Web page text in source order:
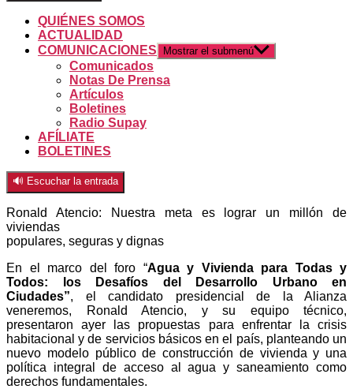
QUIÉNES SOMOS
ACTUALIDAD
COMUNICACIONES
Mostrar el submenú
Comunicados
Notas De Prensa
Artículos
Boletines
Radio Supay
AFÍLIATE
BOLETINES
🔊 Escuchar la entrada
Ronald Atencio: Nuestra meta es lograr un millón de
viviendas
populares, seguras y dignas
En el marco del foro “Agua y Vivienda para Todas y
Todos: los Desafíos del Desarrollo Urbano en
Ciudades”, el candidato presidencial de la Alianza
veneremos, Ronald Atencio, y su equipo técnico,
presentaron ayer las propuestas para enfrentar la crisis
habitacional y de servicios básicos en el país, planteando un
nuevo modelo público de construcción de vivienda y una
política integral de acceso al agua y saneamiento como
derechos fundamentales.